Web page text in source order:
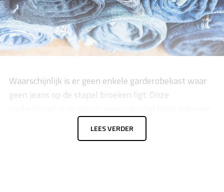
Waarschijnlijk is er geen enkele garderobekast waar
geen jeans op de stapel broeken ligt. Onze
er regelmatig een draagt. Logisch, want de jeans van
tegenwoordig is zit lekker, kan tegen een stootje en
LEES VERDER